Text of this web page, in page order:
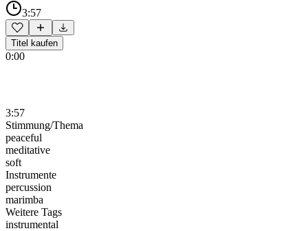
3:57
Titel kaufen
0:00
3:57
Stimmung/Thema
peaceful
meditative
soft
Instrumente
percussion
marimba
Weitere Tags
instrumental